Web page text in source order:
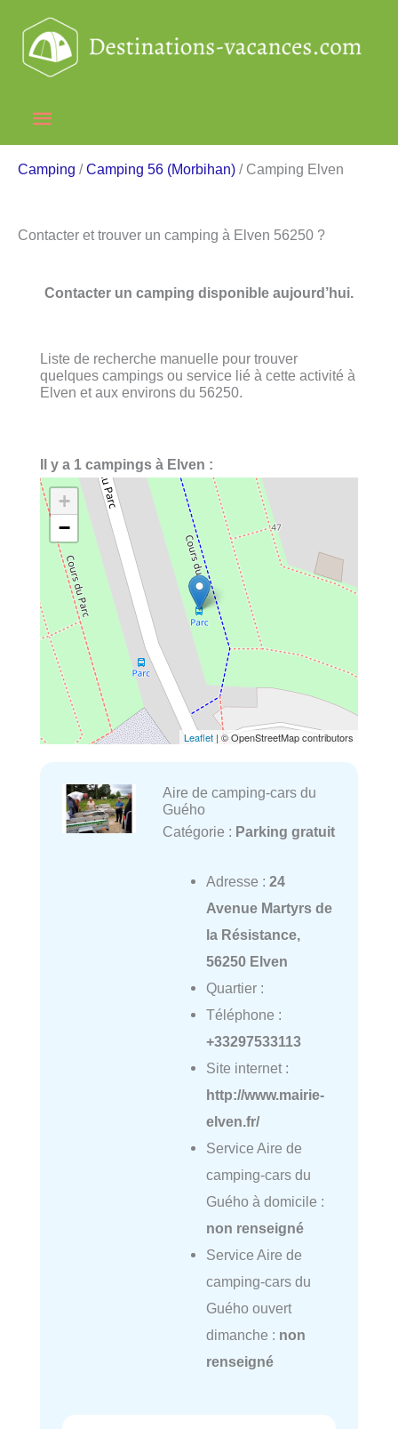
contenu
Menu
principal
Camping /Camping 56 (Morbihan) / Camping Elven
Contacter et trouver un camping à Elven 56250 ?
Contacter un camping disponible aujourd’hui.
Liste de recherche manuelle pour trouver
quelques campings ou service lié à cette activité à
Elven et aux environs du 56250.
Il y a 1 campings à Elven :
+
−
Leaflet | © OpenStreetMap contributors
Aire de camping-cars du
Guého
Catégorie : Parking gratuit
Adresse : 24
Avenue Martyrs de
la Résistance,
56250 Elven
Quartier :
Téléphone :
+33297533113
Site internet :
http://www.mairie-
elven.fr/
Service Aire de
camping-cars du
Guého à domicile :
non renseigné
Service Aire de
camping-cars du
Guého ouvert
dimanche : non
renseigné